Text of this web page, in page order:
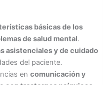
básicas de los
de salud mental.
asistenciales y de cuidado
del paciente.
en comunicación y